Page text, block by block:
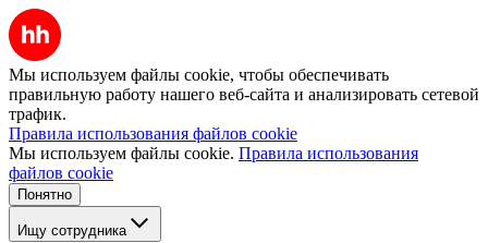
Мы используем файлы cookie, чтобы обеспечивать
правильную работу нашего веб-сайта и анализировать сетевой
трафик.
Правила использования файлов cookie
Мы используем файлы cookie. Правила использования
файлов cookie
Понятно
Ищу сотрудника